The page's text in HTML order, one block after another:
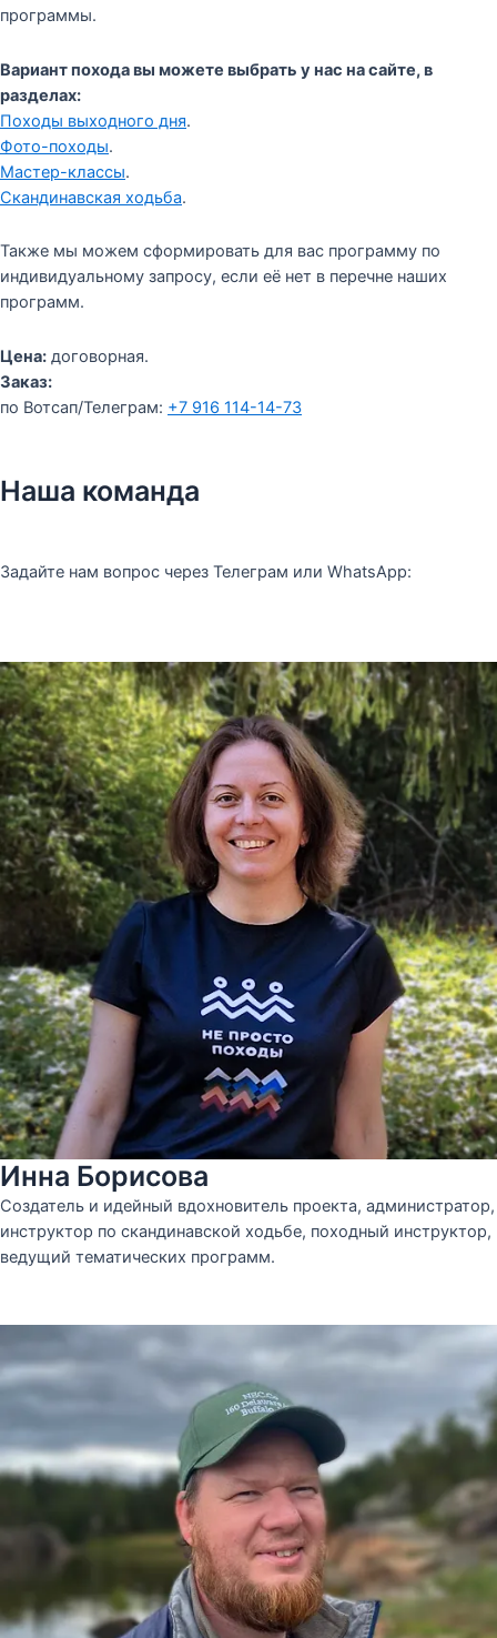
программы.
Вариант похода вы можете выбрать у нас на сайте, в
разделах:
Походы выходного дня.
Фото-походы.
Мастер-классы.
Скандинавская ходьба.
Также мы можем сформировать для вас программу по
индивидуальному запросу, если её нет в перечне наших
программ.
Цена: договорная.
Заказ:
по Вотсап/Телеграм: +7 916 114-14-73
Наша команда
Задайте нам вопрос через Телеграм или WhatsApp:
Инна Борисова
Создатель и идейный вдохновитель проекта, администратор,
инструктор по скандинавской ходьбе, походный инструктор,
ведущий тематических программ.